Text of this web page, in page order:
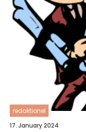
redaktionel
17. January 2024